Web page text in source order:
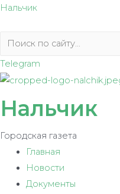
Перейти
содержимому
Нальчик
Telegram
Нальчик
Городская газета
Главная
Новости
Документы